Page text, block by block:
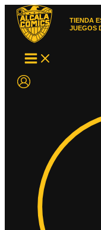
contenido
TIENDA
JUEGOS